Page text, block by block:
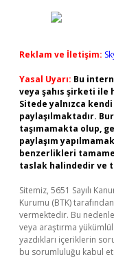
Reklam ve İletişim:
Yasal Uyarı: Bu
veya şahıs şirketi ile
Sitede yalnızca
paylaşılmaktadır.
taşımamakta olup,
paylaşım
benzerlikleri
taslak halindedir ve
Sitemiz, 5651 Sayılı
Kurumu (BTK)
vermektedir. Bu
veya araştırma
yazdıkları içeriklerin
bu sorumluluğu kabul